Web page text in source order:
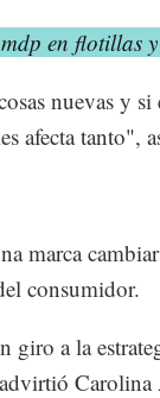
en flotillas
nuevas y
afecta tanto",
marca
consumidor.
giro a la
Carolina